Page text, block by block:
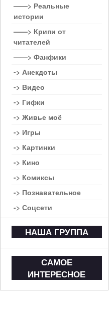
——> Реальные
истории
——> Крипи от
читателей
——> Фанфики
-> Анекдоты
-> Видео
-> Гифки
-> Живье моё
-> Игры
-> Картинки
-> Кино
-> Комиксы
-> Познавательное
-> Соцсети
НАША ГРУППА
САМОЕ
ИНТЕРЕСНОЕ